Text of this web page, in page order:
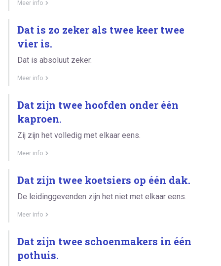
Meer info
Dat is zo zeker als twee keer twee
vier is.
Dat is absoluut zeker.
Meer info
Dat zijn twee hoofden onder één
kaproen.
Zij zijn het volledig met elkaar eens.
Meer info
Dat zijn twee koetsiers op één dak.
De leidinggevenden zijn het niet met elkaar eens.
Meer info
Dat zijn twee schoenmakers in één
pothuis.